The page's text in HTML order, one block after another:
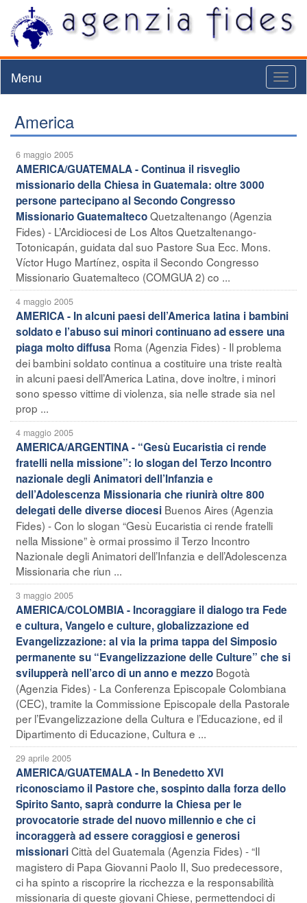
Menu
America
6 maggio 2005
AMERICA/GUATEMALA - Continua il risveglio
missionario della Chiesa in Guatemala: oltre 3000
persone partecipano al Secondo Congresso
Missionario GuatemaltecoQuetzaltenango (Agenzia
Fides) - L’Arcidiocesi de Los Altos Quetzaltenango-
Totonicapán, guidata dal suo Pastore Sua Ecc. Mons.
Víctor Hugo Martínez, ospita il Secondo Congresso
Missionario Guatemalteco (COMGUA 2) co ...
4 maggio 2005
AMERICA - In alcuni paesi dell’America latina i bambini
soldato e l’abuso sui minori continuano ad essere una
piaga molto diffusa Roma (Agenzia Fides) - Il problema
dei bambini soldato continua a costituire una triste realtà
in alcuni paesi dell’America Latina, dove inoltre, i minori
sono spesso vittime di violenza, sia nelle strade sia nel
prop ...
4 maggio 2005
AMERICA/ARGENTINA - “Gesù Eucaristia ci rende
fratelli nella missione”: lo slogan del Terzo Incontro
nazionale degli Animatori dell’Infanzia e
dell’Adolescenza Missionaria che riunirà oltre 800
delegati delle diverse diocesi Buenos Aires (Agenzia
Fides) - Con lo slogan “Gesù Eucaristia ci rende fratelli
nella Missione” è ormai prossimo il Terzo Incontro
Nazionale degli Animatori dell’Infanzia e dell’Adolescenza
Missionaria che riun ...
3 maggio 2005
AMERICA/COLOMBIA - Incoraggiare il dialogo tra Fede
e cultura, Vangelo e culture, globalizzazione ed
Evangelizzazione: al via la prima tappa del Simposio
permanente su “Evangelizzazione delle Culture” che si
svilupperà nell’arco di un anno e mezzo Bogotà
(Agenzia Fides) - La Conferenza Episcopale Colombiana
(CEC), tramite la Commissione Episcopale della Pastorale
per l’Evangelizzazione della Cultura e l’Educazione, ed il
Dipartimento di Educazione, Cultura e ...
29 aprile 2005
AMERICA/GUATEMALA - In Benedetto XVI
riconosciamo il Pastore che, sospinto dalla forza dello
Spirito Santo, saprà condurre la Chiesa per le
provocatorie strade del nuovo millennio e che ci
incoraggerà ad essere coraggiosi e generosi
missionariCittà del Guatemala (Agenzia Fides) - “Il
magistero di Papa Giovanni Paolo II, Suo predecessore,
ci ha spinto a riscoprire la ricchezza e la responsabilità
missionaria di queste giovani Chiese, permettendoci di